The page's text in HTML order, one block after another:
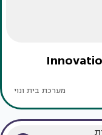
מערכת בית ונוי